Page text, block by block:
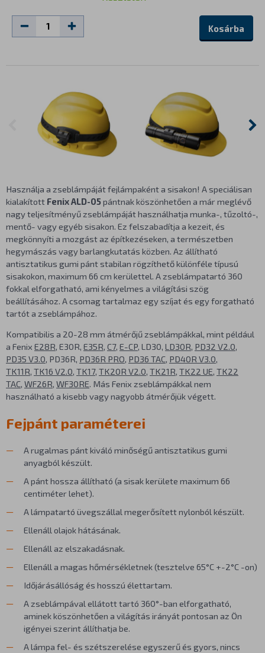
Kosárba
Használja a zseblámpáját fejlámpaként a sisakon! A speciálisan
kialakított Fenix ALD-05pántnak köszönhetően a már meglévő
nagy teljesítményű zseblámpáját használhatja munka-, tűzoltó-,
mentő- vagy egyéb sisakon. Ez felszabadítja a kezeit, és
megkönnyíti a mozgást az építkezéseken, a természetben
hegymászás vagy barlangkutatás közben. Az állítható
antisztatikus gumi pánt stabilan rögzíthető különféle típusú
sisakokon, maximum 66 cm kerülettel. A zseblámpatartó 360
fokkal elforgatható, ami kényelmes a világítási szög
beállításához. A csomag tartalmaz egy szíjat és egy forgatható
tartót a zseblámpához.
Kompatibilis a 20-28 mm átmérőjű zseblámpákkal, mint például
a Fenix E28R, E30R, E35R, C7, E-CP, LD30, LD30R, PD32 V2.0,
PD35 V3.0, PD36R, PD36R PRO, PD36 TAC, PD40R V3.0,
TK11R, TK16 V2.0, TK17, TK20R V2.0, TK21R, TK22 UE, TK22
TAC, WF26R, WF30RE. Más Fenix zseblámpákkal nem
használható a kisebb vagy nagyobb átmérőjük végett.
Fejpánt paraméterei
A rugalmas pánt kiváló minőségű antisztatikus gumi
anyagból készült.
A pánt hossza állítható (a sisak kerülete maximum 66
centiméter lehet).
A lámpatartó üvegszállal megerősített nylonból készült.
Ellenáll olajok hátásának.
Ellenáll az elszakadásnak.
Ellenáll a magas hőmérsékletnek (tesztelve 65°C +-2°C -on)
Időjárásállóság és hosszú élettartam.
A zseblámpával ellátott tartó 360°-ban elforgatható,
aminek köszönhetően a világítás irányát pontosan az Ön
igényei szerint állíthatja be.
A lámpa fel- és szétszerelése egyszerű és gyors, nincs